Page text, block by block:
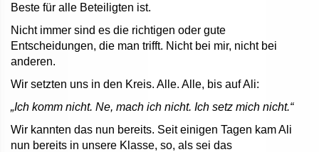
Beste für alle Beteiligten ist.
Nicht immer sind es die richtigen oder gute
Entscheidungen, die man trifft. Nicht bei mir, nicht bei
anderen.
Wir setzten uns in den Kreis. Alle. Alle, bis auf Ali:
„Ich komm nicht. Ne, mach ich nicht. Ich setz mich nicht.“
Wir kannten das nun bereits. Seit einigen Tagen kam Ali
nun bereits in unsere Klasse, so, als sei das